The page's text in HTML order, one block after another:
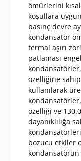
ömürlerini
koşullara
basınç devre
kondansatör
termal aşırı
patlaması
özelliğine
kullanılarak
özelliği ve
dayanıklılığa
bozucu etkiler
kondansatörün